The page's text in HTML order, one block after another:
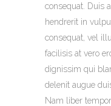
consequat. Duis
hendrerit in
consequat, vel
facilisis at vero
dignissim qui
delenit augue
Nam liber